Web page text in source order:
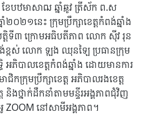
ែបឋមាសាឍ ឆ្នាំឆ្លូវ ត្រីស័ក ព.ស
២០២១នេះ ក្រុមប្រឹក្សាខេត្តកំពង់ឆ្នាំង
តិទី៣ ក្រោមអធិបតីភាព លោក សុីវ រុន
ង់ខ្ពស់ លោក ឡុង ឈុនឡៃ ប្រធានក្រុម
អភិបាលខេត្តកំពង់ឆ្នាំង ដោយមានការ
រុមប្រឹក្សាខេត្ត អភិបាលរងខេត្ត
ងថ្នាក់ដឹកនាំតាមមន្ទីរអង្គភាពជុំវិញ
ZOOM នៅសាមីអង្គភាព។